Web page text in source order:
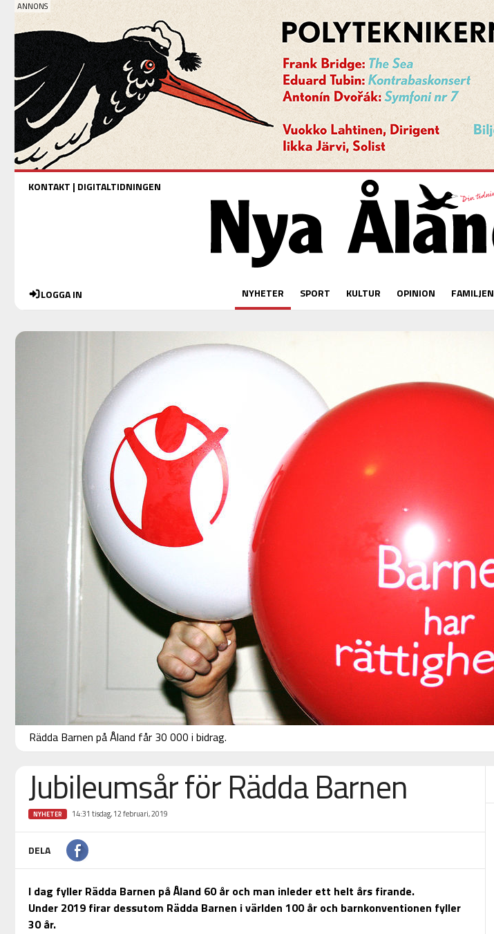
KONTAKT | DIGITALTIDNINGEN
LOGGA IN NYHETER SPORT KULTUR OPINION FAMILJEN
Rädda Barnen på Åland får 30 000 i bidrag.
Jubileumsår för Rädda Barnen
NYHETER 14:31 tisdag, 12 februari, 2019
DELA
I dag fyller Rädda Barnen på Åland 60 år och man inleder ett helt års firande.
Under 2019 firar dessutom Rädda Barnen i världen 100 år och barnkonventionen fyller
30 år.